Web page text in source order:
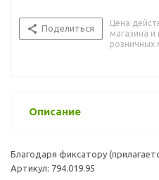
Поделиться
Цена
магазина
розничных
Описание
Благодаря фиксатору
Артикул: 794.019.95